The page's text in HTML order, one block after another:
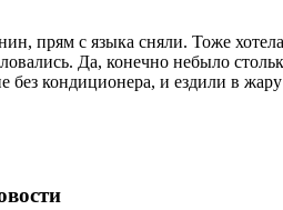
прям с языка сняли. Тоже
Да, конечно небыло
без кондиционера, и ездили в